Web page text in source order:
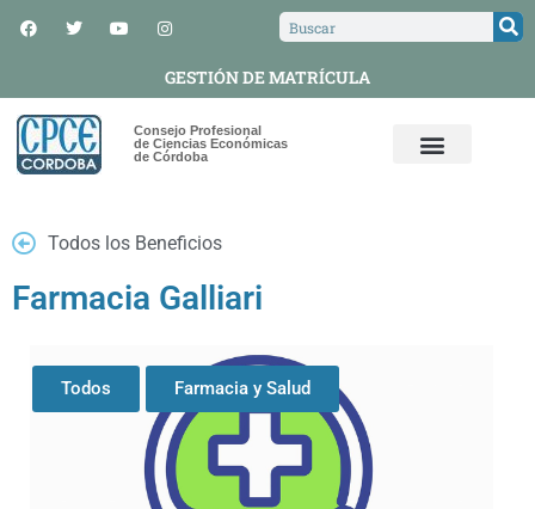
GESTIÓN DE MATRÍCULA
Consejo Profesional
de Ciencias Económicas
de Córdoba
Todos los Beneficios
Farmacia Galliari
Todos Farmacia y Salud